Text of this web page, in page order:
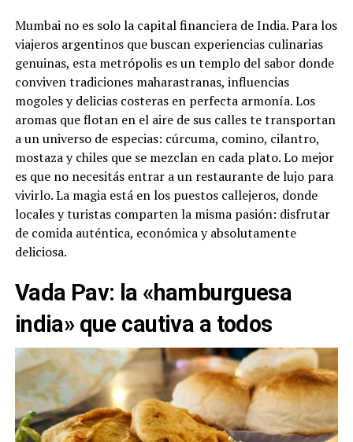
Mumbai no es solo la capital financiera de India. Para los
viajeros argentinos que buscan experiencias culinarias
genuinas, esta metrópolis es un templo del sabor donde
conviven tradiciones maharastranas, influencias
mogoles y delicias costeras en perfecta armonía. Los
aromas que flotan en el aire de sus calles te transportan
a un universo de especias: cúrcuma, comino, cilantro,
mostaza y chiles que se mezclan en cada plato. Lo mejor
es que no necesitás entrar a un restaurante de lujo para
vivirlo. La magia está en los puestos callejeros, donde
locales y turistas comparten la misma pasión: disfrutar
de comida auténtica, económica y absolutamente
deliciosa.
Vada Pav: la «hamburguesa
india» que cautiva a todos